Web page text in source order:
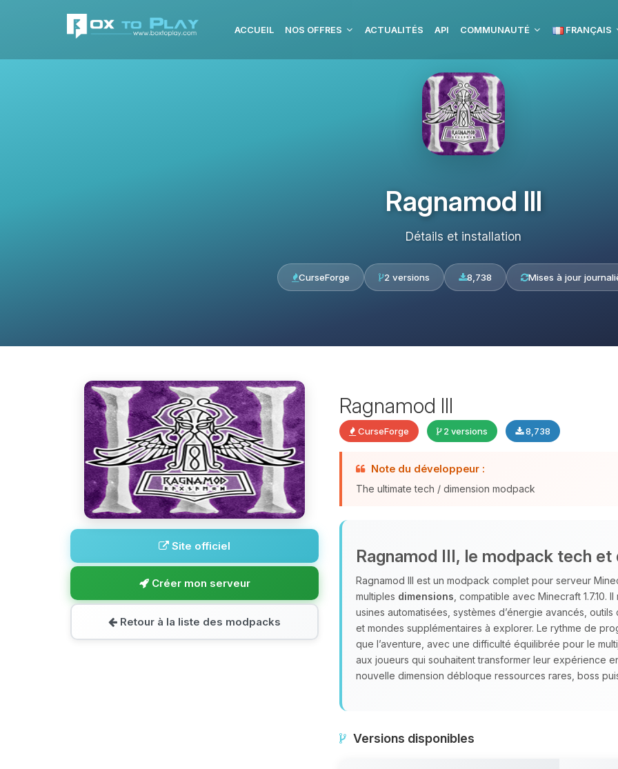
ACCUEIL NOS OFFRES ACTUALITÉS API COMMUNAUTÉ FRANÇAIS
Ragnamod III
Détails et installation
CurseForge 2 versions 8,738 Mises à jour
Site officiel
Créer mon serveur
Retour à la liste des modpacks
Ragnamod III
CurseForge 2 versions 8,738
Note du développeur :
The ultimate tech / dimension modpack
Ragnamod III, le modpack tech
Ragnamod III est un modpack complet pour serveur
multiples dimensions , compatible avec Minecraft
usines automatisées, systèmes d’énergie avancés,
et mondes supplémentaires à explorer. Le rythme de
que l’aventure, avec une difficulté équilibrée pour le
aux joueurs qui souhaitent transformer leur expérience
nouvelle dimension débloque ressources rares, boss
Versions disponibles